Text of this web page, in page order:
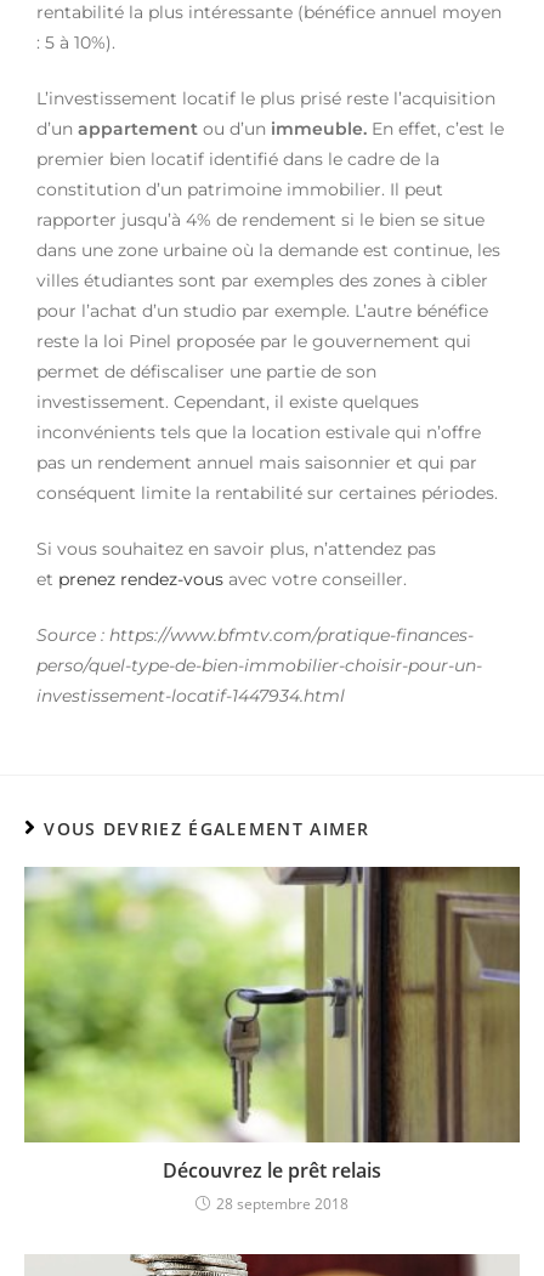
rentabilité la plus intéressante (bénéfice annuel moyen
: 5 à 10%).
L’investissement locatif le plus prisé reste l’acquisition
d’un appartement ou d’un immeuble. En effet, c’est le
premier bien locatif identifié dans le cadre de la
constitution d’un patrimoine immobilier. Il peut
rapporter jusqu’à 4% de rendement si le bien se situe
dans une zone urbaine où la demande est continue, les
villes étudiantes sont par exemples des zones à cibler
pour l’achat d’un studio par exemple. L’autre bénéfice
reste la loi Pinel proposée par le gouvernement qui
permet de défiscaliser une partie de son
investissement. Cependant, il existe quelques
inconvénients tels que la location estivale qui n’offre
pas un rendement annuel mais saisonnier et qui par
conséquent limite la rentabilité sur certaines périodes.
Si vous souhaitez en savoir plus, n’attendez pas
et prenez rendez-vous avec votre conseiller.
Source : https://www.bfmtv.com/pratique-finances-
perso/quel-type-de-bien-immobilier-choisir-pour-un-
investissement-locatif-1447934.html
VOUS DEVRIEZ ÉGALEMENT AIMER
Découvrez le prêt relais
28 septembre 2018